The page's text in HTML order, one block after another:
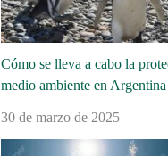
Cómo se lleva a cabo la
medio ambiente en Argentina
30 de marzo de 2025